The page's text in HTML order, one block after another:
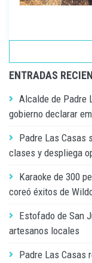
ENTRADAS
Alcalde de Padre
gobierno declarar
Padre Las Casas
clases y despliega
Karaoke de 300
coreó éxitos de
Estofado de San
artesanos locales
Padre Las Casas